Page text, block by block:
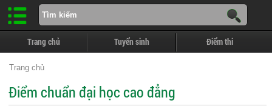
Trang chủ Tuyển sinh Điểm thi
Trang chủ
Điểm chuẩn đại học cao đẳng